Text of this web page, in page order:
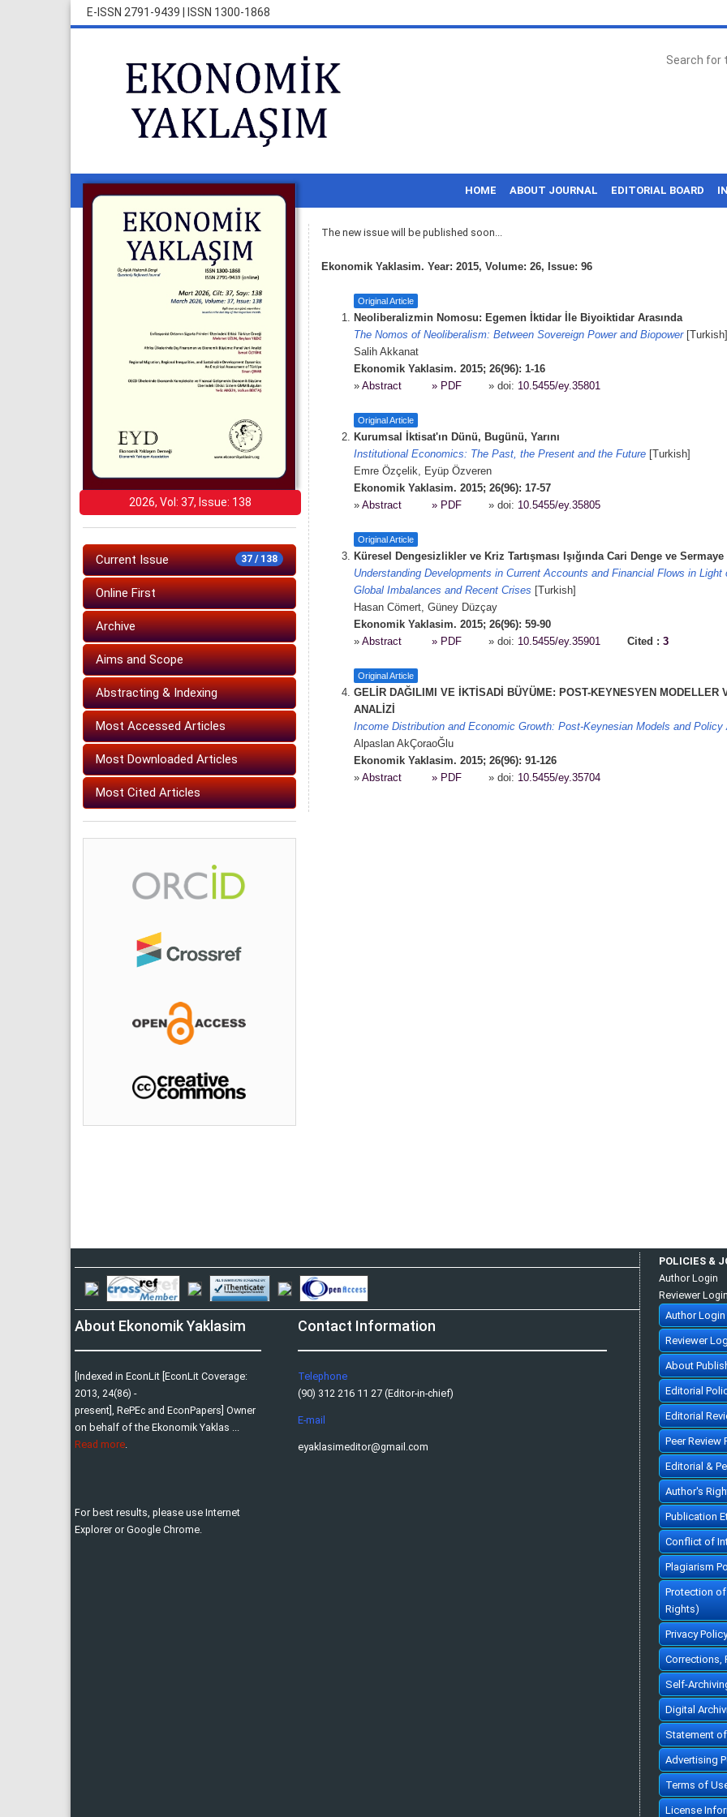
E-ISSN 2791-9439 ISSN 1300-1868
HOME ABOUT JOURNAL EDITORIAL BOARD
2026, Vol: 37, Issue: 138
37 / 138
Current Issue
Online First
Archive
Aims and Scope
Abstracting & Indexing
Most Accessed Articles
Most Downloaded Articles
Most Cited Articles
The new issue will be published soon...
Ekonomik Yaklasim. Year: 2015, Volume: 26, Issue: 96
Original Article
Neoliberalizmin Nomosu: Egemen İktidar İle Biyoiktidar Arasında
The Nomos of Neoliberalism: Between Sovereign Power and Biopower[Turkish]
Salih Akkanat
Ekonomik Yaklasim. 2015; 26(96): 1-16
» Abstract » PDF » doi: 10.5455/ey.35801
Original Article
Kurumsal İktisat'ın Dünü, Bugünü, Yarını
Institutional Economics: The Past, the Present and the Future[Turkish]
Emre Özçelik, Eyüp Özveren
Ekonomik Yaklasim. 2015; 26(96): 17-57
» Abstract » PDF » doi: 10.5455/ey.35805
Original Article
Küresel Dengesizlikler ve Kriz Tartışması Işığında Cari Denge ve Sermaye
Understanding Developments in Current Accounts and Financial Flows in
Global Imbalances and Recent Crises [Turkish]
Hasan Cömert, Güney Düzçay
Ekonomik Yaklasim. 2015; 26(96): 59-90
» Abstract » PDF » doi: 10.5455/ey.35901 Cited : 3
Original Article
GELİR DAĞILIMI VE İKTİSADİ BÜYÜME: POST-KEYNESYEN MODELLER
ANALİZİ
Income Distribution and Economic Growth: Post-Keynesian Models and Policy
Alpaslan AkÇoraoĞlu
Ekonomik Yaklasim. 2015; 26(96): 91-126
» Abstract » PDF » doi: 10.5455/ey.35704
About Ekonomik Yaklasim
[Indexed in EconLit [EconLit Coverage:
2013, 24(86) -
present], RePEc and EconPapers] Owner
on behalf of the Ekonomik Yaklas ...
Read more.
For best results, please use Internet
Explorer or Google Chrome.
Contact Information
Telephone
(90) 312 216 11 27 (Editor-in-chief)
E-mail
eyaklasimeditor@gmail.com
POLICIES &
Author Login
Reviewer Login
Author Login
Reviewer
About
Editorial
Editorial
Peer Review
Editorial &
Author's
Publication
Conflict of
Plagiarism
Protection of
Rights)
Privacy Policy
Corrections,
Self-
Digital
Statement
Advertising
Terms of
License